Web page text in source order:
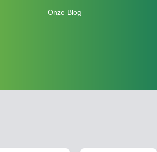
Onze Blog